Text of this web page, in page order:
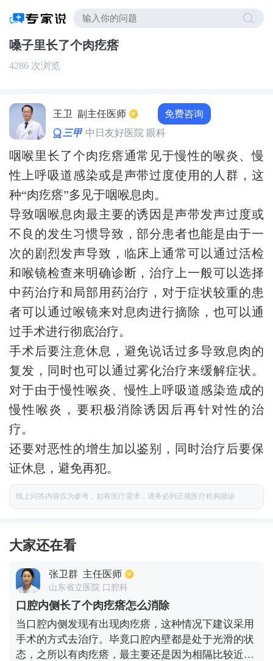
嗓子里长了个肉疙瘩
4286 次浏览
王卫 副主任医师 免费咨询
三甲 中日友好医院 眼科
咽喉里长了个肉疙瘩通常见于慢性的喉炎、慢
性上呼吸道感染或是声带过度使用的人群，这
种“肉疙瘩”多见于咽喉息肉。
导致咽喉息肉最主要的诱因是声带发声过度或
不良的发生习惯导致，部分患者也能是由于一
次的剧烈发声导致，临床上通常可以通过活检
和喉镜检查来明确诊断，治疗上一般可以选择
中药治疗和局部用药治疗，对于症状较重的患
者可以通过喉镜来对息肉进行摘除，也可以通
过手术进行彻底治疗。
手术后要注意休息，避免说话过多导致息肉的
复发，同时也可以通过雾化治疗来缓解症状。
对于由于慢性喉炎、慢性上呼吸道感染造成的
慢性喉炎，要积极消除诱因后再针对性的治
疗。
还要对恶性的增生加以鉴别，同时治疗后要保
证休息，避免再犯。
线上问答内容仅为参考，如有医疗需求，请务必到正规医疗机构就诊
大家还在看
张卫群 主任医师
山东省立医院 口腔科
口腔内侧长了个肉疙瘩怎么消除
当口腔内侧发现有出现肉疙瘩，这种情况下建议采用
手术的方式去治疗。毕竟口腔内壁都是处于光滑的状
态，之所以有肉疙瘩，最主要还是因为相隔比较近的